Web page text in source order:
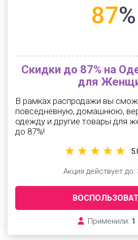
87%
Скидки до 87% на
для
В рамках распродажи вы
повседневную, домашнюю,
одежду и другие товары для
до 87%!
Применили: 1
Акция действует до: